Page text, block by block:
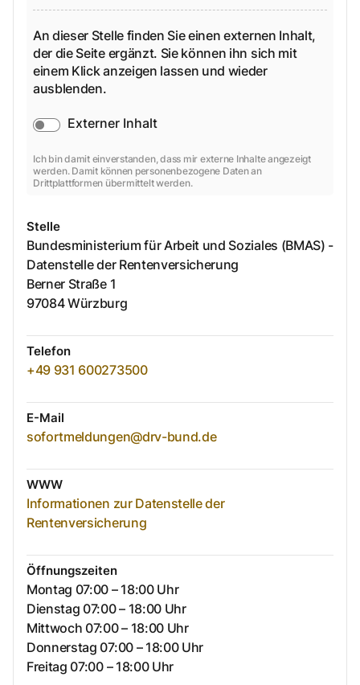
An dieser Stelle finden Sie einen externen Inhalt,
der die Seite ergänzt. Sie können ihn sich mit
einem Klick anzeigen lassen und wieder
ausblenden.
Externer Inhalt
Ich bin damit einverstanden, dass mir externe Inhalte angezeigt
werden. Damit können personenbezogene Daten an
Drittplattformen übermittelt werden.
Stelle
Bundesministerium für Arbeit und Soziales (BMAS) -
Datenstelle der Rentenversicherung
Berner Straße 1
97084Würzburg
Telefon
+49 931 600273500
E-Mail
sofortmeldungen@drv-bund.de
WWW
Informationen zur Datenstelle der
Rentenversicherung
Öffnungszeiten
Montag 07:00 – 18:00 Uhr
Dienstag 07:00 – 18:00 Uhr
Mittwoch 07:00 – 18:00 Uhr
Donnerstag 07:00 – 18:00 Uhr
Freitag 07:00 – 18:00 Uhr